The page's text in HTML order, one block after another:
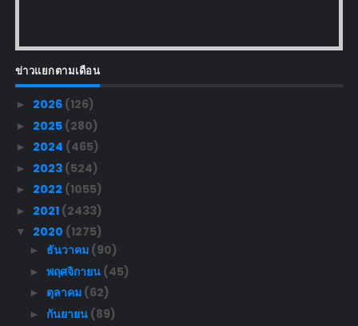
ข่าวแยกตามเดือน
► 2026 (126)
► 2025 (280)
► 2024 (465)
► 2023 (524)
► 2022 (1055)
► 2021 (2433)
▼ 2020 (1275)
► ธันวาคม (90)
► พฤศจิกายน (45)
► ตุลาคม (62)
► กันยายน (89)